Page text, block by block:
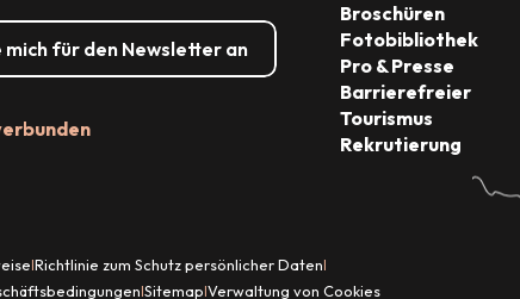
mich für den Newsletter an
Broschüren
Fotobibliothek
Pro & Presse
Barrierefreier
Tourismus
Rekrutierung
|Richtlinie zum Schutz persönlicher Daten|
|Sitemap|Verwaltung von Cookies